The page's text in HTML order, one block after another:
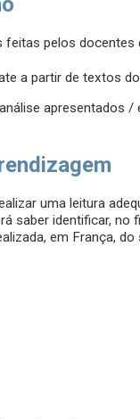
pelos docentes
a partir de textos
apresentados /
uma leitura
saber identificar,
em França,